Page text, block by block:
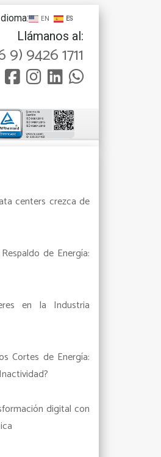
EN ES
Llámanos al:
9) 9426 1711
centers crezca de
de Energía:
en la Industria
Cortes de Energía:
digital con